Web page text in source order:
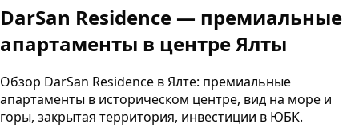
DarSan Residence — премиальные
апартаменты в центре Ялты
Обзор DarSan Residence в Ялте: премиальные
апартаменты в историческом центре, вид на море и
горы, закрытая территория, инвестиции в ЮБК.